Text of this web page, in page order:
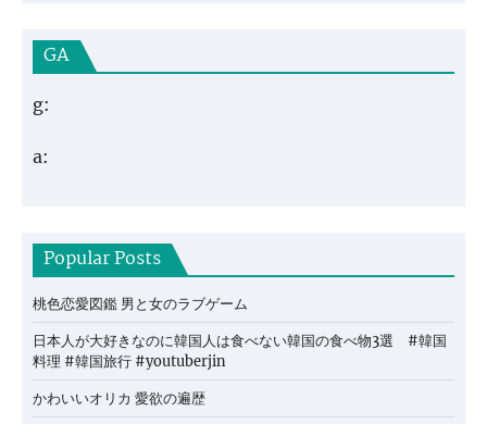
GA
g:
a:
Popular Posts
桃色恋愛図鑑 男と女のラブゲーム
日本人が大好きなのに韓国人は食べない韓国の食べ物3選 #韓国
料理 #韓国旅行 #youtuberjin
かわいいオリカ 愛欲の遍歴